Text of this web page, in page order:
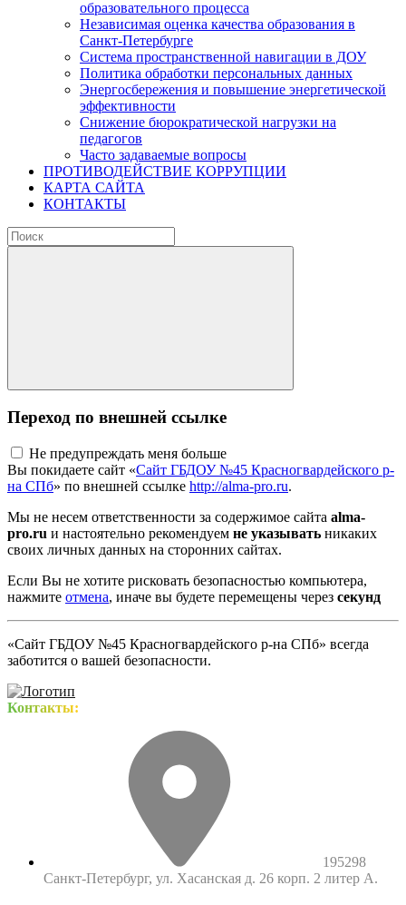
образовательного процесса
Независимая оценка качества образования в
Санкт-Петербурге
Система пространственной навигации в ДОУ
Политика обработки персональных данных
Энергосбережения и повышение энергетической
эффективности
Снижение бюрократической нагрузки на
педагогов
Часто задаваемые вопросы
ПРОТИВОДЕЙСТВИЕ КОРРУПЦИИ
КАРТА САЙТА
КОНТАКТЫ
Переход по внешней ссылке
Не предупреждать меня больше
Вы покидаете сайт «Сайт ГБДОУ №45 Красногвардейского р-
на СПб» по внешней ссылке http://alma-pro.ru.
Мы не несем ответственности за содержимое сайта alma-
pro.ru и настоятельно рекомендуем не указывать никаких
своих личных данных на сторонних сайтах.
Если Вы не хотите рисковать безопасностью компьютера,
нажмите отмена, иначе вы будете перемещены через секунд
«Сайт ГБДОУ №45 Красногвардейского р-на СПб» всегда
заботится о вашей безопасности.
Контакты:
195298
Санкт-Петербург, ул. Хасанская д. 26 корп. 2 литер А.